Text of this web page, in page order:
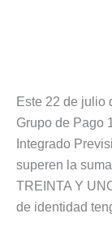
Este 22 de julio
Grupo de Pago
Integrado
superen la
TREINTA Y
de identidad